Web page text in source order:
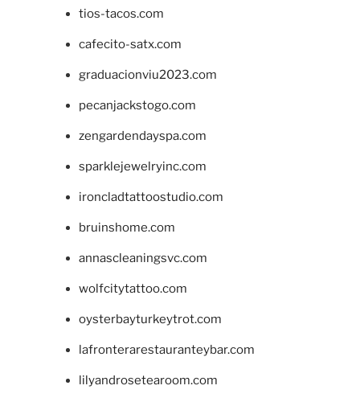
tios-tacos.com
cafecito-satx.com
graduacionviu2023.com
pecanjackstogo.com
zengardendayspa.com
sparklejewelryinc.com
ironcladtattoostudio.com
bruinshome.com
annascleaningsvc.com
wolfcitytattoo.com
oysterbayturkeytrot.com
lafronterarestauranteybar.com
lilyandrosetearoom.com